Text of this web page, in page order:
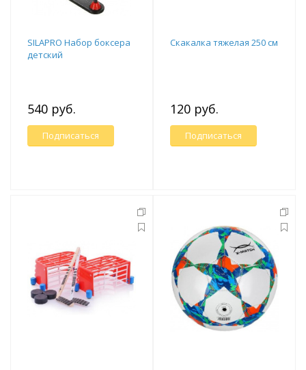
SILAPRO Набор боксера
детский
540 руб.
Подписаться
Скакалка тяжелая 250 см
120 руб.
Подписаться